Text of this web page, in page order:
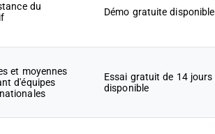
du
Démo gratuite disponible
et moyennes
d'équipes
Essai gratuit de 14 jours
disponible